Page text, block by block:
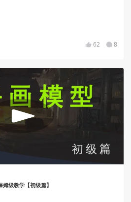
62 8
级教学【初级篇】